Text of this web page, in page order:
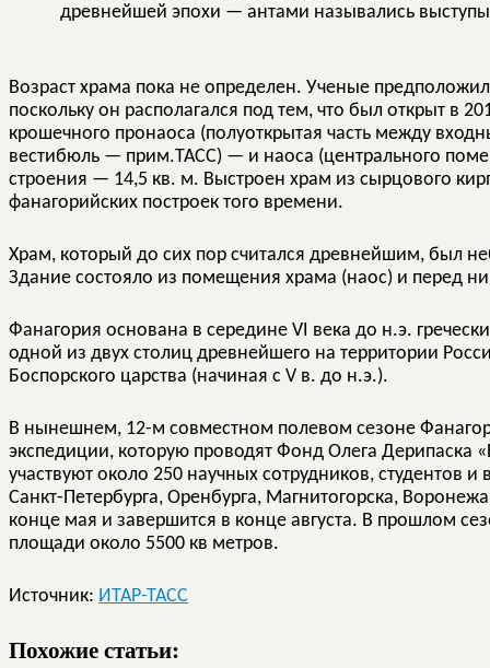
древнейшей эпохи — антами назывались
Возраст храма пока не определен. Ученые
поскольку он располагался под тем, что был открыт в
крошечного пронаоса (полуоткрытая часть между
вестибюль — прим.ТАСС) — и наоса (центрального
строения — 14,5 кв. м. Выстроен храм из сырцового
фанагорийских построек того времени.
Храм, который до сих пор считался древнейшим, был
Здание состояло из помещения храма (наос) и перед
Фанагория основана в середине VI века до н.э.
одной из двух столиц древнейшего на территории
Боспорского царства (начиная с V в. до н.э.).
В нынешнем, 12-м совместном полевом сезоне
экспедиции, которую проводят Фонд Олега Дерипаска
участвуют около 250 научных сотрудников, студентов
Санкт-Петербурга, Оренбурга, Магнитогорска,
конце мая и завершится в конце августа. В прошлом
площади около 5500 кв метров.
Источник: ИТАР-ТАСС
Похожие статьи: